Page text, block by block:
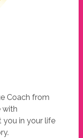
Coach from
with
in your life